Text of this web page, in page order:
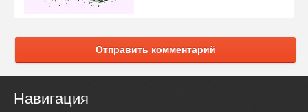
Отправить комментарий
Навигация